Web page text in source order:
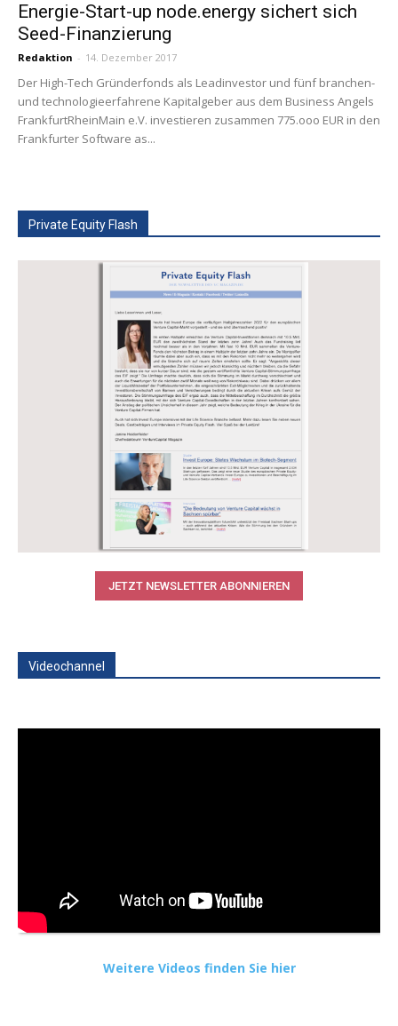
Energie-Start-up node.energy sichert sich
Seed-Finanzierung
Redaktion - 14. Dezember 2017
Der High-Tech Gründerfonds als Leadinvestor und fünf branchen-
und technologieerfahrene Kapitalgeber aus dem Business Angels
FrankfurtRheinMain e.V. investieren zusammen 775.ooo EUR in den
Frankfurter Software as...
Private Equity Flash
JETZT NEWSLETTER ABONNIEREN
Videochannel
Weitere Videos finden Sie hier